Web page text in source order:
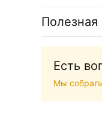
Есть
Мы